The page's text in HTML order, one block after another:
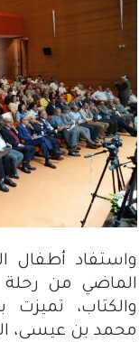
الماضي من رحلة
والكتاب، تميزت
محمد بن عيسى،